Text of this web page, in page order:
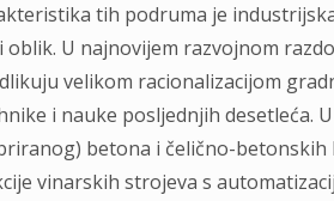
tih podruma je
U najnovijem razvojnom
velikom racionalizacijom
i nauke posljednjih desetleća.
betona i čelično-betonskih
vinarskih strojeva s